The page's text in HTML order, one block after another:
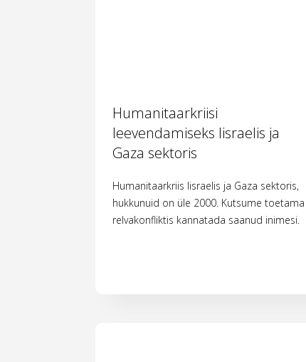
Humanitaarkriisi
leevendamiseks Iisraelis ja
Gaza sektoris
Humanitaarkriis Iisraelis ja Gaza sektoris,
hukkunuid on üle 2000. Kutsume toetama
relvakonfliktis kannatada saanud inimesi.